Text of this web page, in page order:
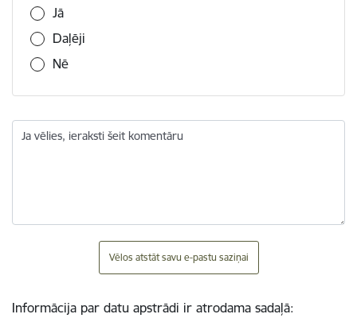
Jā
Daļēji
Nē
Ja vēlies, ieraksti šeit komentāru
Vēlos atstāt savu e-pastu saziņai
Informācija par datu apstrādi ir atrodama sadaļā: